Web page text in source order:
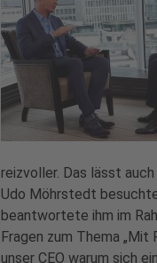
reizvoller. Das lässt
Udo Möhrstedt
beantwortete ihm im
Fragen zum Thema
unser CEO warum sich